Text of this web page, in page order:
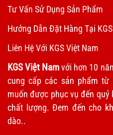
Tư Vấn Sử Dụng Sản Phẩm
Hướng Dẫn Đặt Hàng Tại
Liên Hệ Với KGS Việt Nam
KGS Việt Namvới hơn 10
cung cấp các sản phẩm từ
muốn được phục vụ đến
chất lượng. Đem đến cho
dào..